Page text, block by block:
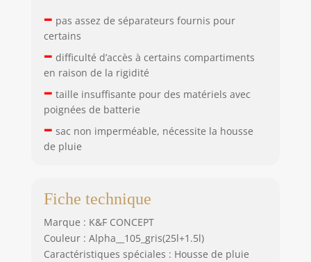
– pas assez de séparateurs fournis pour
certains
– difficulté d’accès à certains compartiments
en raison de la rigidité
– taille insuffisante pour des matériels avec
poignées de batterie
– sac non imperméable, nécessite la housse
de pluie
Fiche technique
Marque : K&F CONCEPT
Couleur : Alpha__105_gris(25l+1.5l)
Caractéristiques spéciales : Housse de pluie